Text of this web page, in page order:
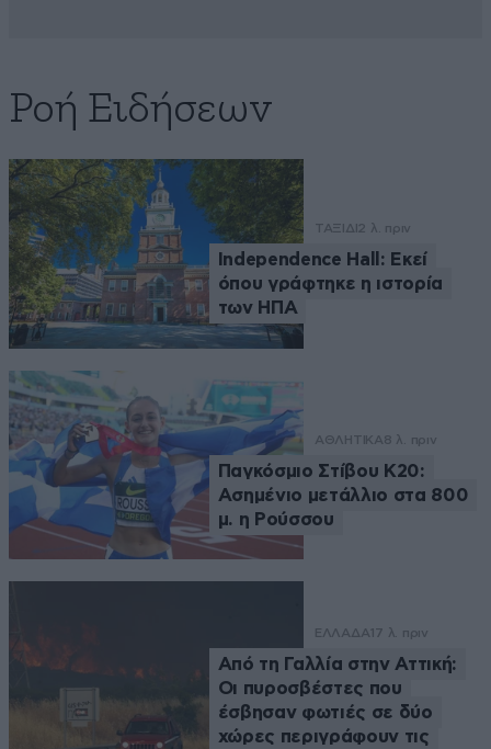
Ροή Ειδήσεων
ΤΑΞΙΔΙ2 λ. πριν
Independence Hall: Εκεί
όπου γράφτηκε η ιστορία
των ΗΠΑ
ΑΘΛΗΤΙΚΑ8 λ. πριν
Παγκόσμιο Στίβου Κ20:
Ασημένιο μετάλλιο στα 800
μ. η Ρούσσου
ΕΛΛΑΔΑ 17 λ. πριν
Από τη Γαλλία στην Αττική:
Οι πυροσβέστες που
έσβησαν φωτιές σε δύο
χώρες περιγράφουν τις